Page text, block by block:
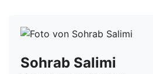
Sohrab Salimi